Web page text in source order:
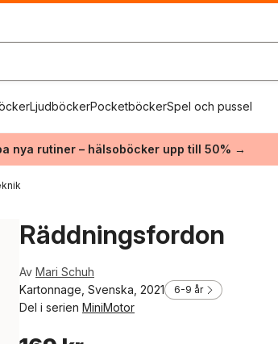
LjudböckerPocketböckerSpel och pussel
nya rutiner – hälsoböcker upp till 50% →
Räddningsfordon
Av Mari Schuh
Kartonnage, Svenska, 2021
6-9 år
Del i serien MiniMotor